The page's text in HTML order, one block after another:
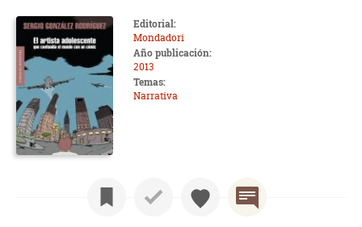
Editorial:
Mondadori
Año publicación:
2013
Temas:
Narrativa